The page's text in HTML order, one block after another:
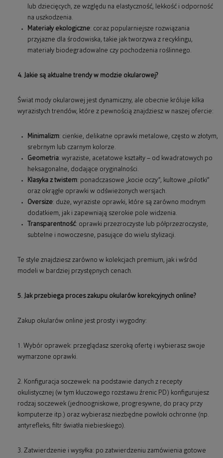
lub dziecięcych, ze względu na elastyczność, lekkość i odporność
na uszkodzenia.
Materiały ekologiczne: coraz popularniejsze rozwiązania
przyjazne dla środowiska, takie jak tworzywa z recyklingu,
materiały biodegradowalne czy pochodzenia roślinnego.
4. Jakie są aktualne trendy w modzie okularowej?
Świat mody okularowej jest dynamiczny, ale obecnie króluje kilka
wyrazistych trendów, które z pewnością znajdziesz w naszej ofercie:
Minimalizm: cienkie, delikatne oprawki metalowe, często w złotym,
srebrnym lub czarnym kolorze.
Geometria: wyraziste, acetatowe kształty – od kwadratowych po
heksagonalne, dodające oryginalności.
Klasyka z twistem: ponadczasowe „kocie oczy”, kultowe „pilotki”
oraz okrągłe oprawki w odświeżonych wersjach.
Oversize: duże, wyraziste oprawki, które są zarówno modnym
dodatkiem, jak i zapewniają szerokie pole widzenia.
Transparentność: oprawki przezroczyste lub półprzezroczyste,
subtelne i nowoczesne, pasujące do wielu stylizacji.
Te style znajdziesz zarówno w kolekcjach premium, jak i wśród
modeli w bardziej przystępnych cenach.
5. Jak przebiega proces zakupu okularów korekcyjnych online?
Zakup okularów online jest prosty i wygodny:
1. Wybór oprawek: przeglądasz szeroką ofertę i wybierasz swoje
wymarzone oprawki.
2. Konfiguracja soczewek: na podstawie danych z recepty
okulistycznej (w tym kluczowego rozstawu źrenic PD) konfigurujesz
rodzaj soczewek (jednoogniskowe, progresywne, do pracy przy
komputerze itp.) oraz wybierasz niezbędne powłoki ochronne (np.
antyrefleks, filtr światła niebieskiego).
3. Zatwierdzenie i wysyłka: po zatwierdzeniu zamówienia gotowe